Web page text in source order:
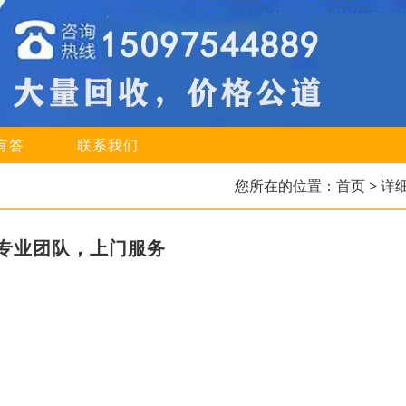
答 联系我们
您所在的位置： 首页> 详
业团队，上门服务